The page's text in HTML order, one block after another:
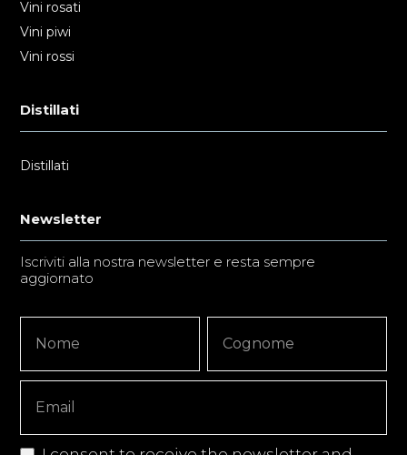
Vini rosati
Vini piwi
Vini rossi
Distillati
Distillati
Newsletter
Iscriviti alla nostra newsletter e resta sempre
aggiornato
Signup
Copy